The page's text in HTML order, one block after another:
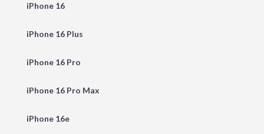
iPhone 16
iPhone 16 Plus
iPhone 16 Pro
iPhone 16 Pro Max
iPhone 16e